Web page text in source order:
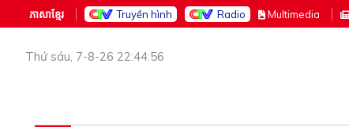
ភាសាខ្មែរ Truyền hình Radio Multimedia
Thứ sáu, 7-8-26 22:44:56